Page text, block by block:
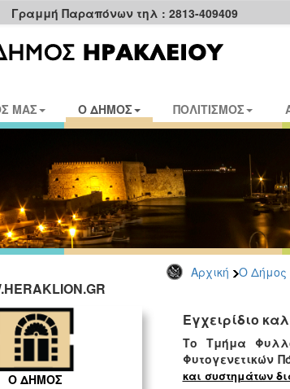
Γραμμή Παραπόνων τηλ : 2813-409409
ΜΑΣ Ο ΔΗΜΟΣ ΠΟΛΙΤΙΣΜΟΣ
Αρχική Ο Δήμος
Ο ΔΗΜΟΣ
Εγχειρίδιο
Το Τμήμα
Φυτογενετικών
και συστημάτων